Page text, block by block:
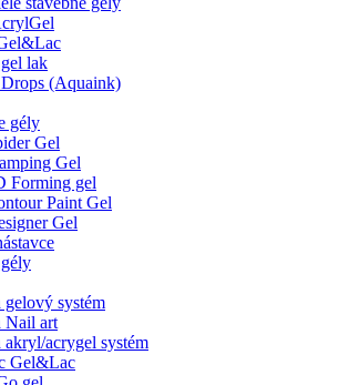
lak
(Aquaink)
gély
Gel
Gel
Forming gel
Paint Gel
Gel
gelový systém
Nail art
akryl/acrygel systém
Gel&Lac